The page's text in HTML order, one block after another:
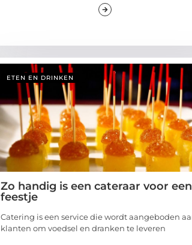
ETEN EN DRINKEN
Zo handig is een cateraar voor een
feestje
Catering is een service die wordt aangeboden
klanten om voedsel en dranken te leveren